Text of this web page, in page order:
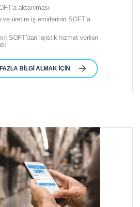
aktarılması
ve üretim iş emirlerinin SOFT’a
SOFT’dan lojistik hizmet verilen
BILGI ALMAK IÇIN